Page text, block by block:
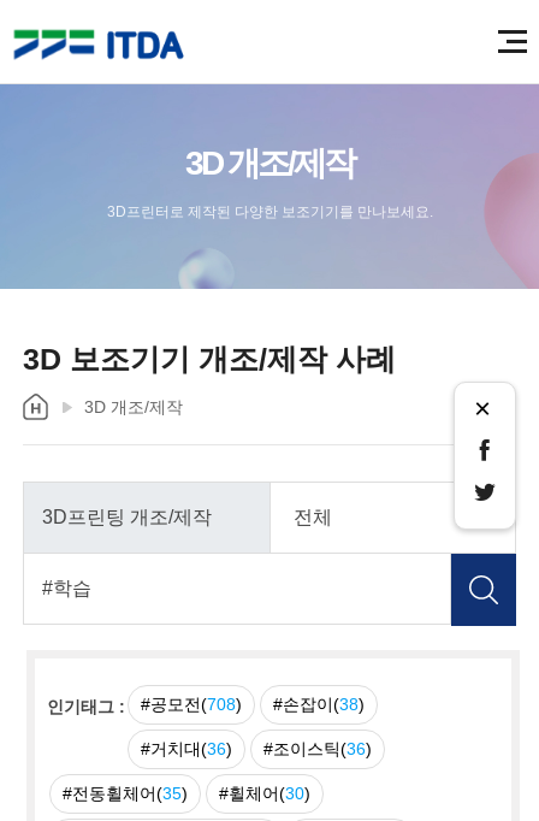
3D 개조/제작
3D프린터로 제작된 다양한 보조기기를 만나보세요.
3D 보조기기 개조/제작 사례
3D 개조/제작 ×
인기태그 : #공모전(708) #손잡이(38)
#거치대(36) #조이스틱(36)
#전동휠체어(35) #휠체어(30)